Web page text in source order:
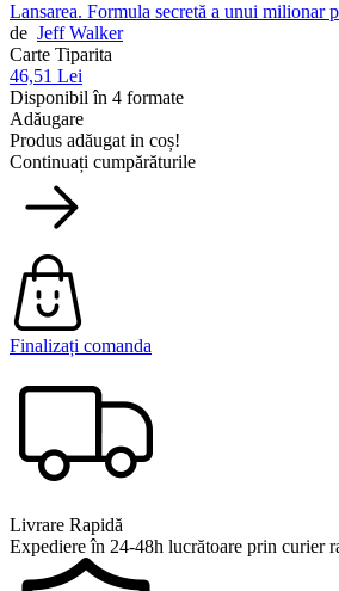
Lansarea. Formula secretă a unui milionar
de Jeff Walker
Carte Tiparita
46,51 Lei
Disponibil în 4 formate
Adăugare
Produs adăugat in coș!
Continuați cumpărăturile
Finalizați comanda
Livrare Rapidă
Expediere în 24-48h lucrătoare prin curier